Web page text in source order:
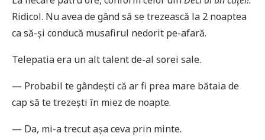
Ridicol. Nu avea de gând să se trezească la 2 noaptea
ca să-și conducă musafirul nedorit pe-afară.
Telepatia era un alt talent de-al sorei sale.
— Probabil te gândești că ar fi prea mare bătaia de
cap să te trezești în miez de noapte.
— Da, mi-a trecut așa ceva prin minte.